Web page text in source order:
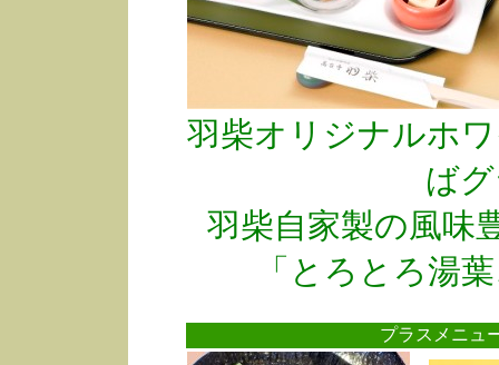
羽柴オリジナルホ
ば
羽柴自家製の風味
「とろとろ湯
プラスメニ